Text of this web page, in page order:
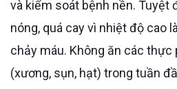
và kiểm soát bệnh nền. Tuyệt
nóng, quá cay vì nhiệt độ cao
chảy máu. Không ăn các thực
(xương, sụn, hạt) trong tuần